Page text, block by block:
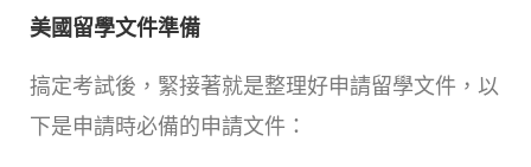
美國留學文件準備
搞定考試後，緊接著就是整理好申請留學文件，以
下是申請時必備的申請文件：